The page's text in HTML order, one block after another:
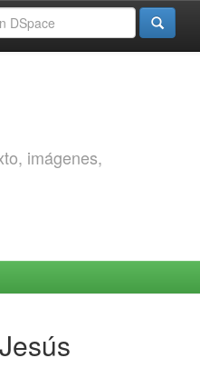
imágenes,